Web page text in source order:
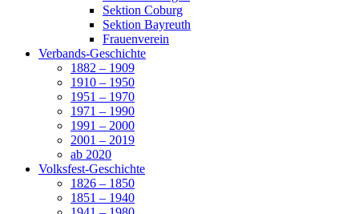
Sektion Coburg
Sektion Bayreuth
Frauenverein
Verbands-Geschichte
1882 – 1909
1910 – 1950
1951 – 1970
1971 – 1990
1991 – 2000
2001 – 2019
ab 2020
Volksfest-Geschichte
1826 – 1850
1851 – 1940